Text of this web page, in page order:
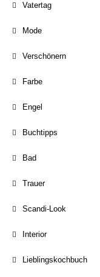
Vatertag
Mode
Verschönern
Farbe
Engel
Buchtipps
Bad
Trauer
Scandi-Look
Interior
Lieblingskochbuch